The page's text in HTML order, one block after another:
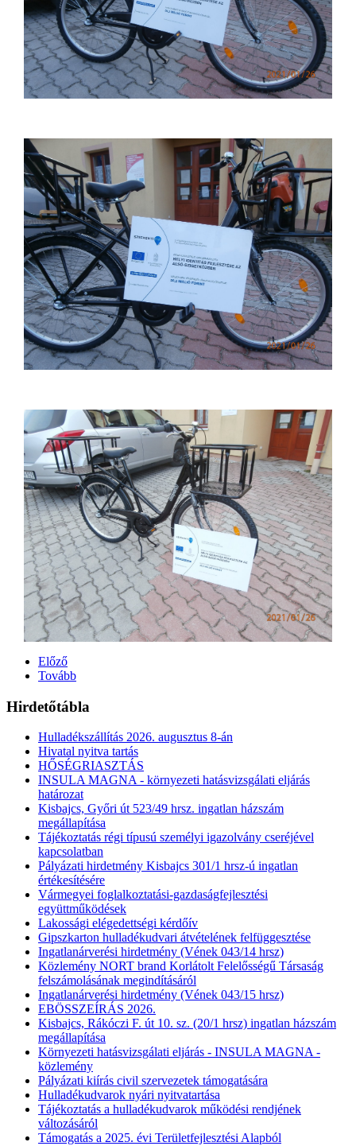
Előző
Tovább
Hirdetőtábla
Hulladékszállítás 2026. augusztus 8-án
Hivatal nyitva tartás
HŐSÉGRIASZTÁS
INSULA MAGNA - környezeti hatásvizsgálati eljárás
határozat
Kisbajcs, Győri út 523/49 hrsz. ingatlan házszám
megállapítása
Tájékoztatás régi típusú személyi igazolvány cseréjével
kapcsolatban
Pályázati hirdetmény Kisbajcs 301/1 hrsz-ú ingatlan
értékesítésére
Vármegyei foglalkoztatási-gazdaságfejlesztési
együttműködések
Lakossági elégedettségi kérdőív
Gipszkarton hulladékudvari átvételének felfüggesztése
Ingatlanárverési hirdetmény (Vének 043/14 hrsz)
Közlemény NORT brand Korlátolt Felelősségű Társaság
felszámolásának megindításáról
Ingatlanárverési hirdetmény (Vének 043/15 hrsz)
EBÖSSZEÍRÁS 2026.
Kisbajcs, Rákóczi F. út 10. sz. (20/1 hrsz) ingatlan házszám
megállapítása
Környezeti hatásvizsgálati eljárás - INSULA MAGNA -
közlemény
Pályázati kiírás civil szervezetek támogatására
Hulladékudvarok nyári nyitvatartása
Tájékoztatás a hulladékudvarok működési rendjének
változásáról
Támogatás a 2025. évi Területfejlesztési Alapból